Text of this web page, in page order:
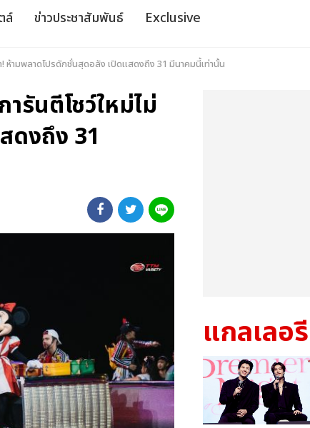
ล์ ข่าวประชาสัมพันธ์ Exclusive
! ห้ามพลาดโปรดักชั่นสุดอลัง เปิดแสดงถึง 31 มีนาคมนี้เท่านั้น
รันตีโชว์ใหม่ไม่
ดงถึง 31
แกลเลอรี